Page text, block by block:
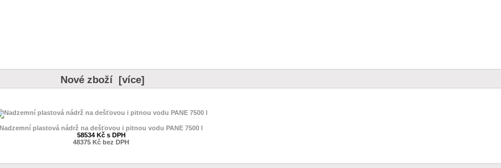
Nové zboží [více]
Nadzemní plastová nádrž na dešťovou i pitnou vodu PANE 7500 l
58534 Kč s DPH
48375 Kč bez DPH